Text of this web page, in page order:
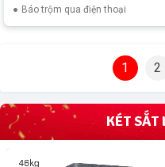
Báo trộm qua điện thoại
1 2
KÉT SẮT